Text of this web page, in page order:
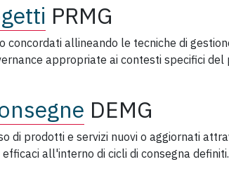
PRMG
concordati allineando le tecniche di
appropriate ai contesti specifici del
DEMG
di prodotti e servizi nuovi o aggiornati
all'interno di cicli di consegna definiti.